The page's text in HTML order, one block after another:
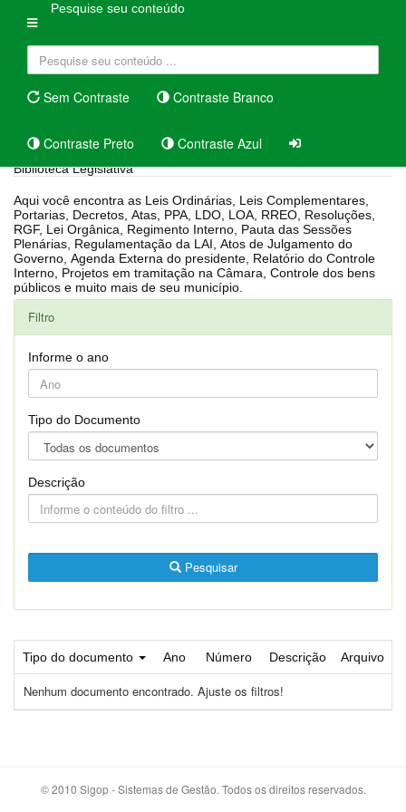
Pesquise seu conteúdo
Sem Contraste Contraste Branco
Contraste Preto Contraste Azul
Biblioteca Legislativa
Aqui você encontra as Leis Ordinárias, Leis Complementares,
Portarias, Decretos, Atas, PPA, LDO, LOA, RREO, Resoluções,
RGF, Lei Orgânica, Regimento Interno, Pauta das Sessões
Plenárias, Regulamentação da LAI, Atos de Julgamento do
Governo, Agenda Externa do presidente, Relatório do Controle
Interno, Projetos em tramitação na Câmara, Controle dos bens
públicos e muito mais de seu município.
Filtro
Informe o ano
Tipo do Documento
Descrição
Pesquisar
Tipo do documento Ano Número Descrição Arquivo
Nenhum documento encontrado. Ajuste os filtros!
© 2010 Sigop - Sistemas de Gestão. Todos os direitos reservados.